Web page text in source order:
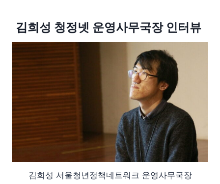
김희성 청정넷 운영사무국장 인터뷰
김희성 서울청년정책네트워크 운영사무국장